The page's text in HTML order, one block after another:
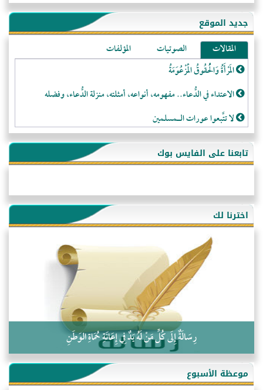
جديد الموقع
المقالات الصوتيات
المؤلفات
المَرْأَةُ وَالْحُقُوقُ الْمَزْعُوَمَةُ
الاعتداء في الدُّعاء.. مفهومه، أنواعه، أمثلته، منزلة الدُّعاء، وفضله
لا تتَّبعوا عورات الـمسلمين
فقه النَّصيحة عند الصَّحابة الكرام رضي الله عنهم
لَا عِزَّةَ إِلَّا بِالإِسْلَامِ
هذه سبيلنا فماذا تنقمون؟!
أُسُـسُ بَـيْـتِ الـمُسْـلِمِ
التَّعْلِيمُ القُرْآنِي
كلمة إلى إخواني السلفيين في الجزائر
تابعنا على الفايس بوك
اخترنا لك
رِسَالَةٌ إِلَى كُلِّ مَنْ لَهُ يَدٌ فِي إِعَانَةِ حُمَاةِ الوَطَنِ
موعظة الأسبوع